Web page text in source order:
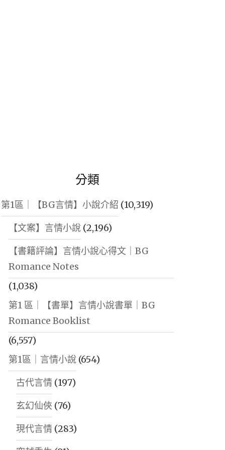
分類
第1區｜【BG言情】小說介紹 (10,319)
【文案】言情小說(2,196)
【書籍評論】言情小說心得文｜BG
Romance Notes
(1,038)
第1 區｜【書單】言情小說書單｜BG
Romance Booklist
(6,557)
第1區｜言情小說(654)
古代言情(197)
玄幻仙俠 (76)
現代言情(283)